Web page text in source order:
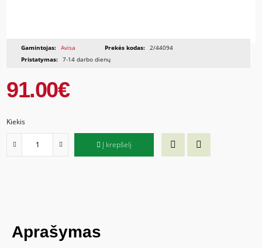
Gamintojas: Avisa Prekės kodas: 2/44094
Pristatymas: 7-14 darbo dienų
91.00€
Kiekis
Į krepšelį
Aprašymas